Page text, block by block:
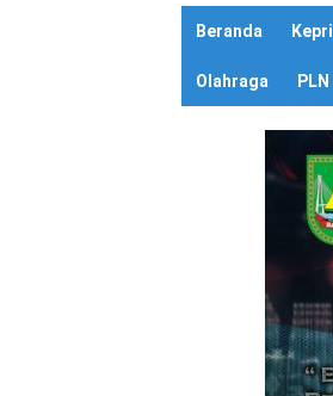
Beranda Kepri
Olahraga PLN